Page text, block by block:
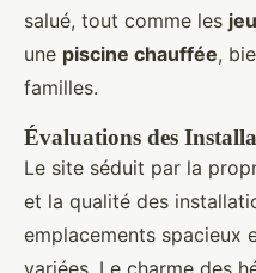
salué, tout comme les
une piscine chauffée,
familles.
Évaluations des
Le site séduit par la
et la qualité des
emplacements spacieux
variées. Le charme des